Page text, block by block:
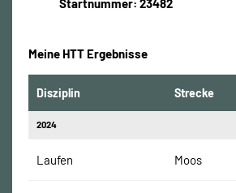
Startnummer: 23482
Meine HTT Ergebnisse
Disziplin Strecke
2024
Laufen Moos